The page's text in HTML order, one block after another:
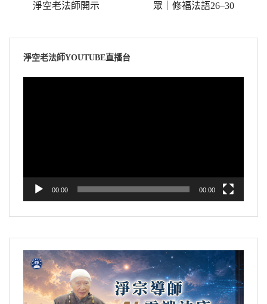
淨空老法師開示
眾｜修福法語26‒30
淨空老法師YOUTUBE直播台
00:00 00:00